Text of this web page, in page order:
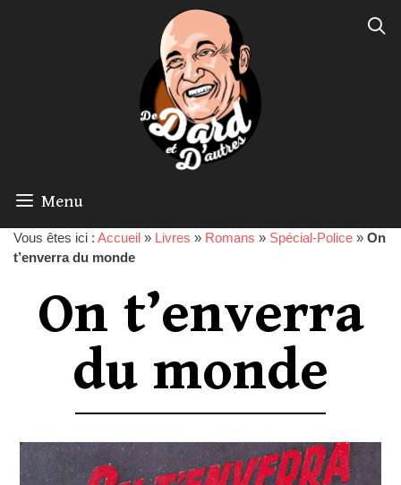
Menu
Vous êtes ici : Accueil » Livres » Romans » Spécial-Police » On
t’enverra du monde
On t’enverra
du monde